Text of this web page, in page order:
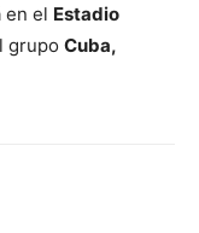
en el Estadio
grupo Cuba,